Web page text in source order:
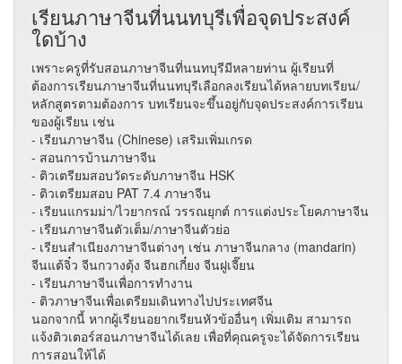
เรียนภาษาจีนที่นนทบุรีเพื่อจุดประสงค์
ใดบ้าง
เพราะครูที่รับสอนภาษาจีนที่นนทบุรีมีหลายท่าน ผู้เรียนที่
ต้องการเรียนภาษาจีนที่นนทบุรีเลือกลงเรียนได้หลายบทเรียน/
หลักสูตรตามต้องการ บทเรียนจะขึ้นอยู่กับจุดประสงค์การเรียน
ของผู้เรียน เช่น
- เรียนภาษาจีน (Chinese) เสริมเพิ่มเกรด
- สอนการบ้านภาษาจีน
- ติวเตรียมสอบวัดระดับภาษาจีน HSK
- ติวเตรียมสอบ PAT 7.4 ภาษาจีน
- เรียนแกรมม่า/ไวยากรณ์ วรรณยุกต์ การแต่งประโยคภาษาจีน
- เรียนภาษาจีนตัวเต็ม/ภาษาจีนตัวย่อ
- เรียนสำเนียงภาษาจีนต่างๆ เช่น ภาษาจีนกลาง (mandarin)
จีนแต้จิ๋ว จีนกวางตุ้ง จีนฮกเกี๋ยง จีนฝูเจี๊ยน
- เรียนภาษาจีนเพื่อการทำงาน
- ติวภาษาจีนเพื่อเตรียมเดินทางไปประเทศจีน
นอกจากนี้ หากผู้เรียนอยากเรียนหัวข้ออื่นๆ เพิ่มเติม สามารถ
แจ้งติวเตอร์สอนภาษาจีนได้เลย เพื่อที่คุณครูจะได้จัดการเรียน
การสอนให้ได้